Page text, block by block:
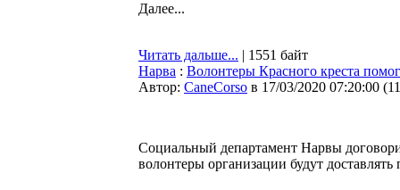
Далее...
Читать дальше... | 1551 байт
Нарва : Волонтеры Красного креста
Автор: CaneCorso в 17/03/2020 07:20:00 (
Социальный департамент Нарвы
волонтеры организации будут